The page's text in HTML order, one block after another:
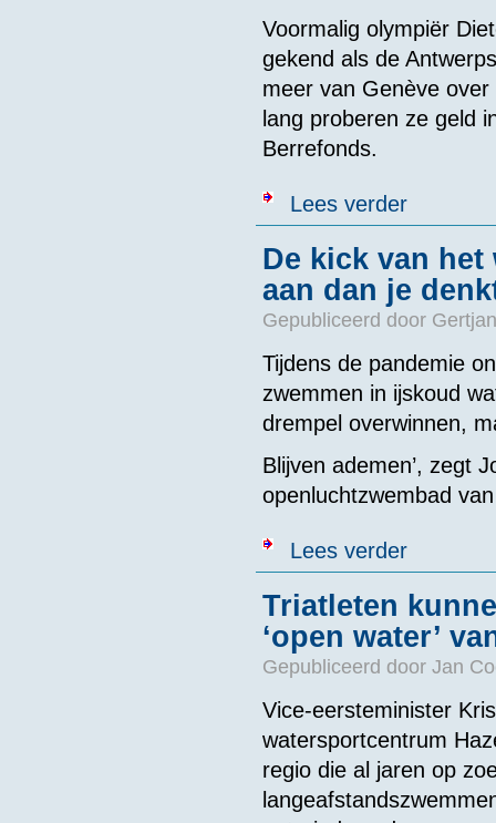
Voormalig olympiër
gekend als de
meer van Genève
lang proberen ze geld
Berrefonds.
Lees verderover Twee
De kick van het
aan dan je
Gepubliceerd door
Tijdens de pandemie
zwemmen in ijskoud
drempel overwinnen,
Blijven ademen’, zegt
openluchtzwembad
Lees verderover De kick
Triatleten
‘open water’
Gepubliceerd door Jan
Vice-eersteminister
watersportcentrum
regio die al jaren op